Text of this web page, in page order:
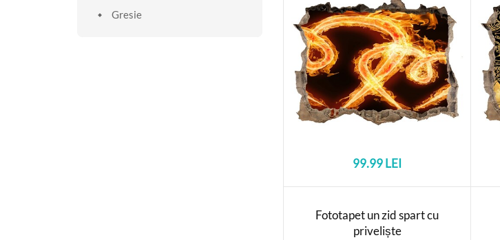
Gresie
99.99 LEI
Fototapet un zid spart cu
priveliște